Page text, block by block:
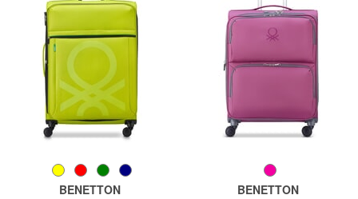
BENETTON
BENETTON